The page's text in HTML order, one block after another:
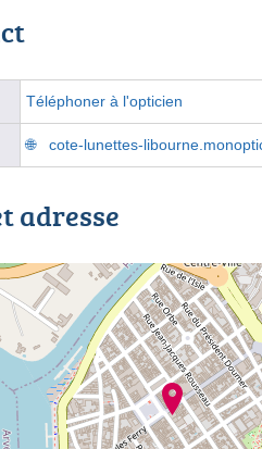
Téléphoner à l'opticien
cote-lunettes-
adresse